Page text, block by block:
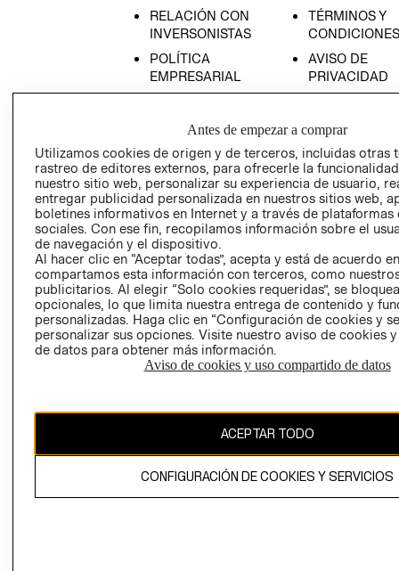
RELACIÓN CON
INVERSONISTAS
POLÍTICA
EMPRESARIAL
TÉRMINOS Y
CONDICIONES
AVISO DE
PRIVACIDAD
AVISO DE
LIBRO DE
Ecuador ($)
CAMBIAR REGIÓN
propiedad de H&M Hennes & Mauritz AB.
Antes de empezar a comprar
Utilizamos cookies de origen y de terceros, incluidas otras
rastreo de editores externos, para ofrecerle la
nuestro sitio web, personalizar su experiencia de usuario,
entregar publicidad personalizada en nuestros sitios web,
boletines informativos en Internet y a través de plataformas
sociales. Con ese fin, recopilamos información sobre el
de navegación y el dispositivo.
Al hacer clic en “Aceptar todas”, acepta y está de acuerdo
compartamos esta información con terceros, como
publicitarios. Al elegir “Solo cookies requeridas”, se
opcionales, lo que limita nuestra entrega de contenido y
personalizadas. Haga clic en “Configuración de cookies y
personalizar sus opciones. Visite nuestro aviso de cookies
de datos para obtener más información.
Aviso de cookies y uso compartido de datos
ACEPTAR TODO
CONFIGURACIÓN DE COOKIES Y SERVICIOS